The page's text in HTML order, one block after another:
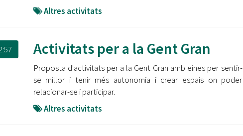
Altres activitats
Activitats per a la Gent Gran
Proposta d'activitats per a la Gent Gran amb eines per sentir-
se millor i tenir més autonomia i crear espais on poder
relacionar-se i participar.
Altres activitats